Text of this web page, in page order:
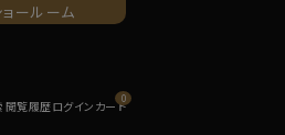
ョールーム
0